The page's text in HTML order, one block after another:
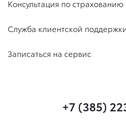
Консультация по страхованию
Служба клиентской
Записаться на сервис
+7 (385)